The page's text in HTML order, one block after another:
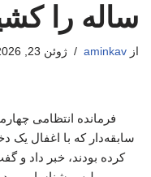
ساله را
از aminkav ژوئن 23, 2026
سابقه‌دار که با اغفال یک
کرده بودند، خبر داد و